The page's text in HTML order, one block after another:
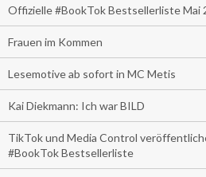
Offizielle #BookTok Bestsellerliste Mai
Frauen im Kommen
Lesemotive ab sofort in MC Metis
Kai Diekmann: Ich war BILD
TikTok und Media Control
#BookTok Bestsellerliste